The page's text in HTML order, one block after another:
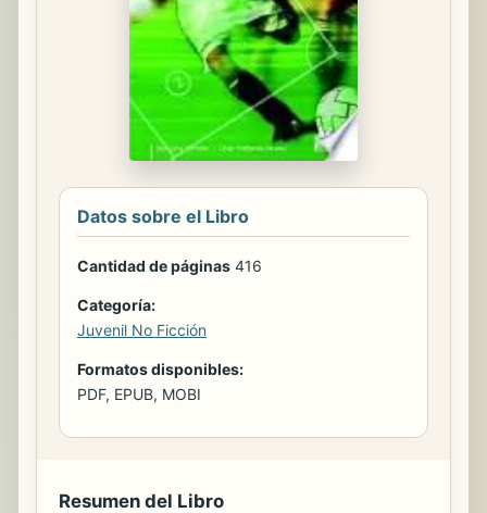
Datos sobre el Libro
Cantidad de páginas 416
Categoría:
Juvenil No Ficción
Formatos disponibles:
PDF, EPUB, MOBI
Resumen del Libro